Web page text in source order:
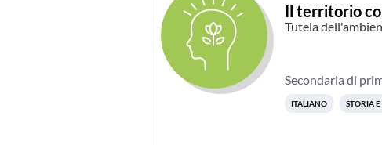
Il territorio
Tutela
Secondaria di
ITALIANO STORIA